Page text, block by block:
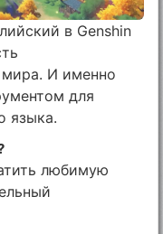
в Genshin
мира. И именно
для
языка.
любимую